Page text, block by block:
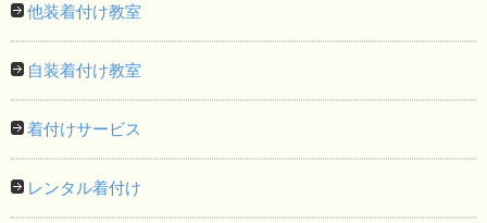
他装着付け教室
自装着付け教室
着付けサービス
レンタル着付け